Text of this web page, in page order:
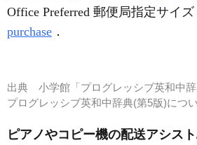
Office Preferred 郵便局指定サイズ
purchase ．
出典 小学館「プログレッシブ英和中辞
プログレッシブ英和中辞典(第5版)に
ピアノやコピー機の配送アシス